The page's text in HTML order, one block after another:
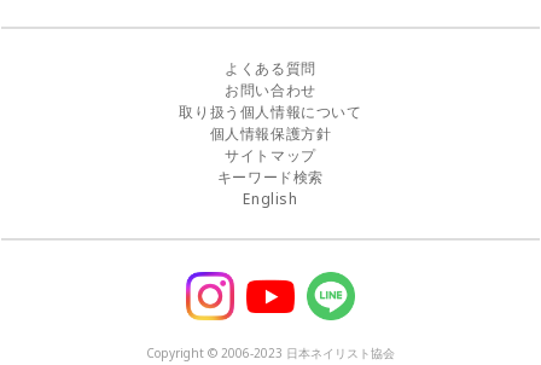
よくある質問
お問い合わせ
取り扱う個人情報について
個人情報保護方針
サイトマップ
キーワード検索
English
Copyright © 2006-2023 日本ネイリスト協会